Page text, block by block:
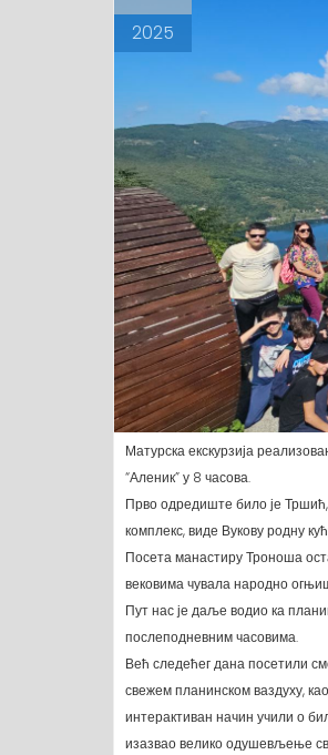
2025
Матурска екскурзија
“Аленик” у 8 часова.
Прво одредиште било је
комплекс, виде Вукову родну
Посета манастиру Троноша
вековима чувала народно
Пут нас је даље водио ка
послеподневним часовима.
Већ следећег дана посетили
свежем планинском ваздуху,
интерактиван начин учили о
изазвао велико одушевљење